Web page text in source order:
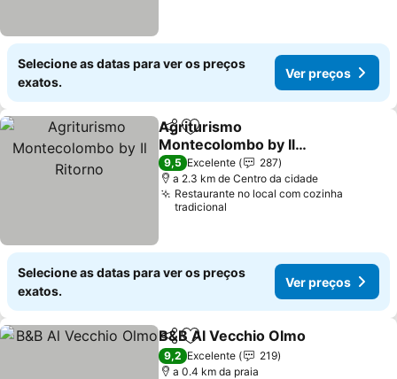
Selecione as datas para ver os preços
exatos.
Ver preços
PartilharAdicionar aos favoritos
Agriturismo
Montecolombo by Il
Ritorno
Ver preços
9,5 Excelente
287
a 2.3 km de Centro da cidade
Restaurante no local com cozinha
tradicional
Selecione as datas para ver os preços
exatos.
Ver preços
PartilharAdicionar aos favoritos
B&B Al Vecchio Olmo
9,2 Excelente
219
a 0.4 km da praia